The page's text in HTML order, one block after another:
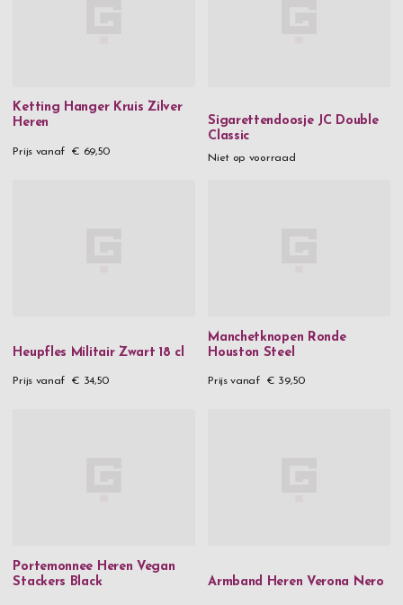
Ketting Hanger Kruis Zilver
Heren
Prijs vanaf € 69,50
Sigarettendoosje JC Double
Classic
Niet op voorraad
Heupfles Militair Zwart 18 cl
Prijs vanaf € 34,50
Manchetknopen Ronde
Houston Steel
Prijs vanaf € 39,50
Portemonnee Heren Vegan
Stackers Black
Armband Heren Verona Nero